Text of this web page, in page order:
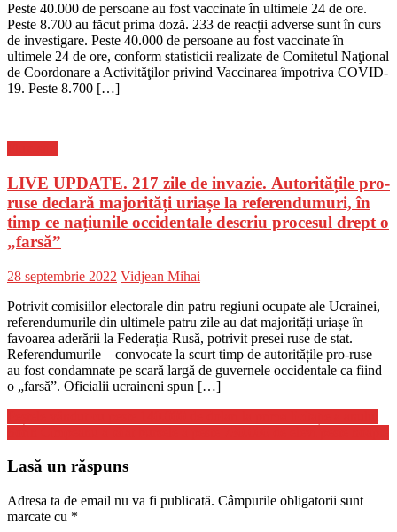
Peste 40.000 de persoane au fost vaccinate în ultimele 24 de ore.
Peste 8.700 au făcut prima doză. 233 de reacții adverse sunt în curs
de investigare. Peste 40.000 de persoane au fost vaccinate în
ultimele 24 de ore, conform statisticii realizate de Comitetul Naţional
de Coordonare a Activităţilor privind Vaccinarea împotriva COVID-
19. Peste 8.700 […]
LIVE UPDATE. 217 zile de invazie. Autoritățile pro-
ruse declară majorități uriașe la referendumuri, în
timp ce națiunile occidentale descriu procesul drept o
„farsă”
Posted
28 septembrie 2022 Author
Vidjean Mihai
Potrivit comisiilor electorale din patru regiuni ocupate ale Ucrainei,
referendumurile din ultimele patru zile au dat majorități uriașe în
favoarea aderării la Federația Rusă, potrivit presei ruse de stat.
Referendumurile – convocate la scurt timp de autoritățile pro-ruse –
au fost condamnate pe scară largă de guvernele occidentale ca fiind
o „farsă”. Oficialii ucraineni spun […]
Navigare
în
articole
Lasă un răspuns
Adresa ta de email nu va fi publicată. Câmpurile obligatorii sunt
marcate cu *